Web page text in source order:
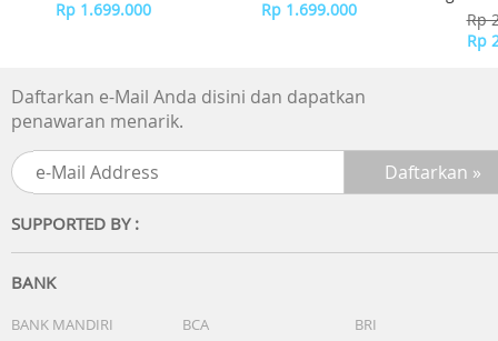
Include Box, Jam Tangan, Kartu Garansi, Manual
Rp 1.699.000
Rp 1.699.000
Rp
Rp
Daftarkan e-Mail Anda disini dan dapatkan
penawaran menarik.
SUPPORTED BY :
BANK
BANK MANDIRI BCA
BRI